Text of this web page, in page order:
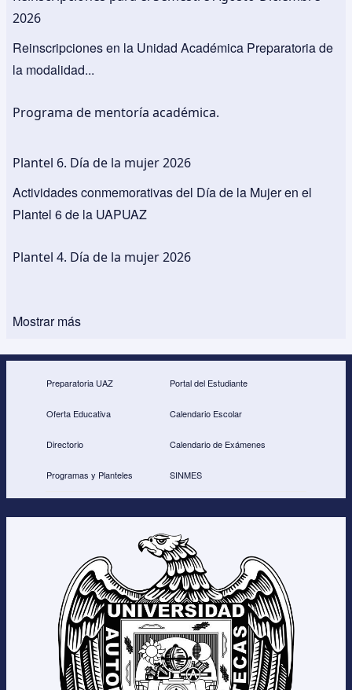
2026
Reinscripciones en la Unidad Académica Preparatoria de
la modalidad...
Programa de mentoría académica.
Plantel 6. Día de la mujer 2026
Actividades conmemorativas del Día de la Mujer en el
Plantel 6 de la UAPUAZ
Plantel 4. Día de la mujer 2026
Mostrar más
Preparatoria UAZ
Oferta Educativa
Directorio
Programas y Planteles
Portal del Estudiante
Calendario Escolar
Calendario de Exámenes
SINMES